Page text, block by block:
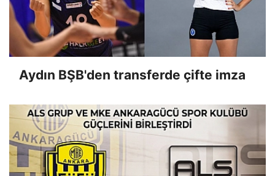
Aydın BŞB'den transferde çifte imza